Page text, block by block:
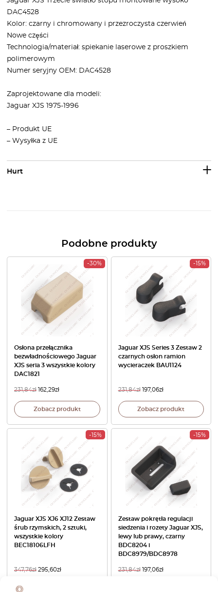
DAC4528
Kolor: czarny i chromowany i przezroczysta czerwień
Nowe części
Technologia/materiał: spiekanie laserowe z proszkiem
polimerowym
Numer seryjny OEM: DAC4528
Zaprojektowane dla modeli:
Jaguar XJS 1975-1996
– Produkt UE
– Wysyłka z UE
Hurt
Podobne produkty
-30%
Osłona przełącznika
bezwładnościowego Jaguar
XJS seria 3 wszystkie kolory
DAC1821
231,84zł 162,29zł
Zobacz produkt
-15%
Jaguar XJS Series 3 Zestaw 2
czarnych osłon ramion
wycieraczek BAU1124
231,84zł 197,06zł
Zobacz produkt
-15%
Jaguar XJS XJ6 XJ12 Zestaw
śrub rzymskich, 2 sztuki,
wszystkie kolory
BEC18106LFH
347,76zł 295,60zł
-15%
Zestaw pokrętła regulacji
siedzenia i rozety Jaguar XJS,
lewy lub prawy, czarny
BDC8204 i
BDC8979/BDC8978
231,84zł 197,06zł